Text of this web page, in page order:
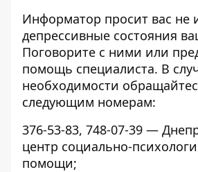
Информатор просит вас не
депрессивные состояния
Поговорите с ними или
помощь специалиста. В
необходимости
следующим номерам:
376-53-83, 748-07-39 —
центр социально-
помощи;